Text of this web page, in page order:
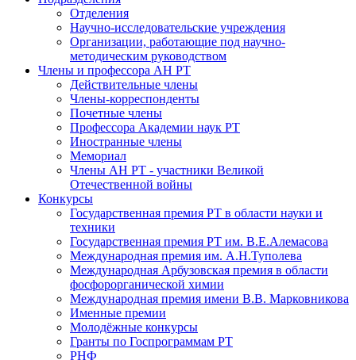
Отделения
Научно-исследовательские учреждения
Организации, работающие под научно-
методическим руководством
Члены и профессора АН РТ
Действительные члены
Члены-корреспонденты
Почетные члены
Профессора Академии наук РТ
Иностранные члены
Мемориал
Члены АН РТ - участники Великой
Отечественной войны
Конкурсы
Государственная премия РТ в области науки и
техники
Государственная премия РТ им. В.Е.Алемасова
Международная премия им. А.Н.Туполева
Международная Арбузовская премия в области
фосфорорганической химии
Международная премия имени В.В. Марковникова
Именные премии
Молодёжные конкурсы
Гранты по Госпрограммам РТ
РНФ